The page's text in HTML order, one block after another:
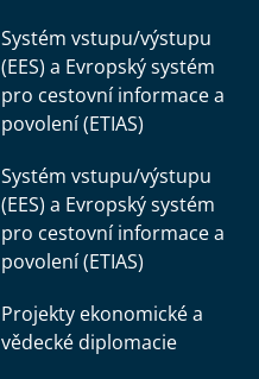
Systém vstupu/výstupu
(EES) a Evropský systém
pro cestovní informace a
povolení (ETIAS)
Systém vstupu/výstupu
(EES) a Evropský systém
pro cestovní informace a
povolení (ETIAS)
Projekty ekonomické a
vědecké diplomacie